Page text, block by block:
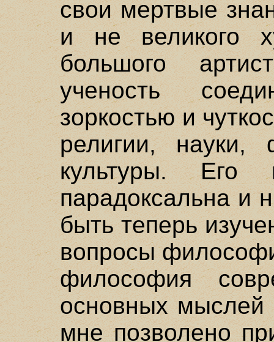
свои мертвые
и не великого
большого
ученость
зоркостью и
религии,
культуры.
парадоксальна и
быть теперь
вопросы
философия
основных мыслей
мне позволено